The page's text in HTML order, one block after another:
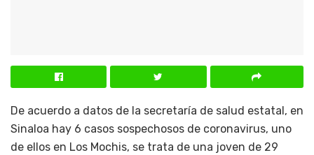
De acuerdo a datos de la secretaría de salud estatal, en
Sinaloa hay 6 casos sospechosos de coronavirus, uno
de ellos en Los Mochis, se trata de una joven de 29